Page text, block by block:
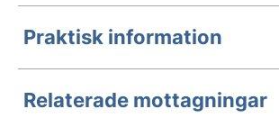
Praktisk information
Relaterade mottagningar